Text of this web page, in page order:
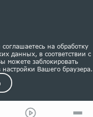
на обработку
данных, в соответствии с
можете заблокировать
Вашего браузера.